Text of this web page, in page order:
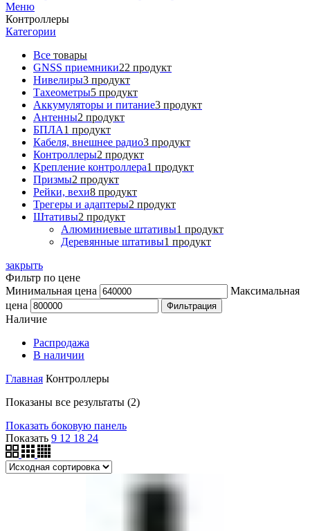
Меню
Контроллеры
Категории
Все товары
GNSS приемники22 продукт
Нивелиры3 продукт
Тахеометры5 продукт
Аккумуляторы и питание3 продукт
Антенны2 продукт
БПЛА1 продукт
Кабеля, внешнее радио3 продукт
Контроллеры2 продукт
Крепление контроллера1 продукт
Призмы2 продукт
Рейки, вехи8 продукт
Трегеры и адаптеры2 продукт
Штативы2 продукт
Алюминиевые штативы1 продукт
Деревянные штативы1 продукт
закрыть
Фильтр по цене
Минимальная цена
Максимальная
цена
Фильтрация
Наличие
Распродажа
В наличии
Главная Контроллеры
Показаны все результаты (2)
Показать боковую панель
Показать 9 12 18 24